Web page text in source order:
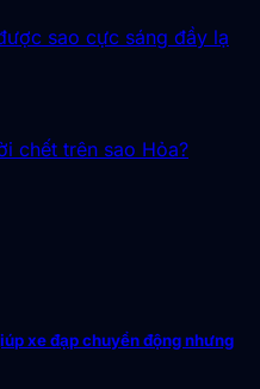
sao cực sáng đầy lạ
chết trên sao Hỏa?
xe đạp chuyển động nhưng